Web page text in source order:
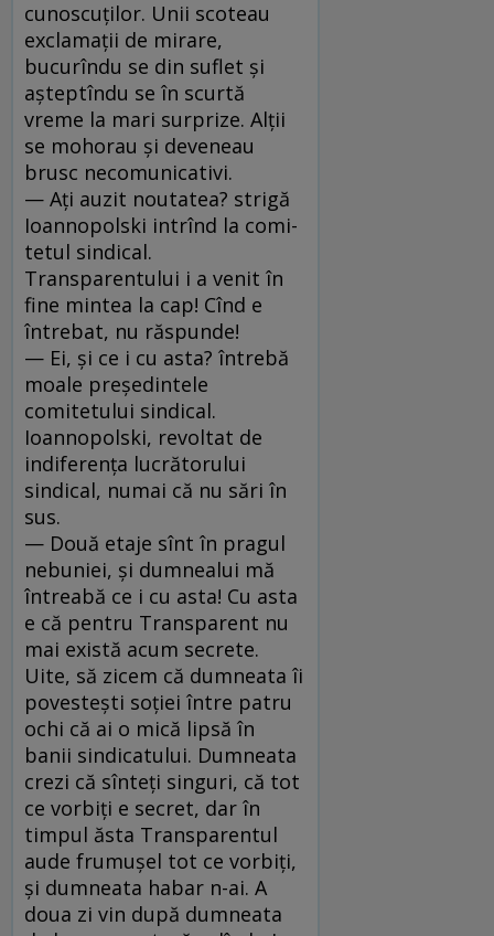
cunoscuţilor. Unii scoteau
exclamaţii de mirare,
bucurîndu se din suflet şi
aşteptîndu se în scurtă
vreme la mari surprize. Alţii
se mohorau şi deveneau
brusc necomunicativi.
— Aţi auzit noutatea? strigă
Ioannopolski intrînd la comi­
tetul sindical.
Transparentului i a venit în
fine mintea la cap! Cînd e
întrebat, nu răspunde!
— Ei, şi ce i cu asta? întrebă
moale preşedintele
comitetului sindical.
Ioannopolski, revoltat de
indiferenţa lucrătorului
sindical, numai că nu sări în
sus.
— Două etaje sînt în pragul
nebuniei, şi dumnealui mă
întreabă ce i cu asta! Cu asta
e că pentru Transparent nu
mai există acum secrete.
Uite, să zicem că dumneata îi
povesteşti soţiei între patru
ochi că ai o mică lipsă în
banii sindicatului. Dumneata
crezi că sînteţi singuri, că tot
ce vorbiţi e secret, dar în
timpul ăsta Transparentul
aude frumuşel tot ce vorbiţi,
şi dumneata habar n-ai. A
doua zi vin după dumneata